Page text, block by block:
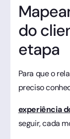
do
etapa
Para que o
preciso
experiência
seguir, cada